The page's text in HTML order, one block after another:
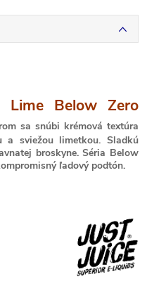
Lime Below Zero
sa snúbi krémová textúra
a sviežou limetkou. Sladkú
broskyne. Séria Below
ľadový podtón.